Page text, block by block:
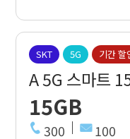
SKT 5G 기간 할
A 5G 스마트
15GB
300 100